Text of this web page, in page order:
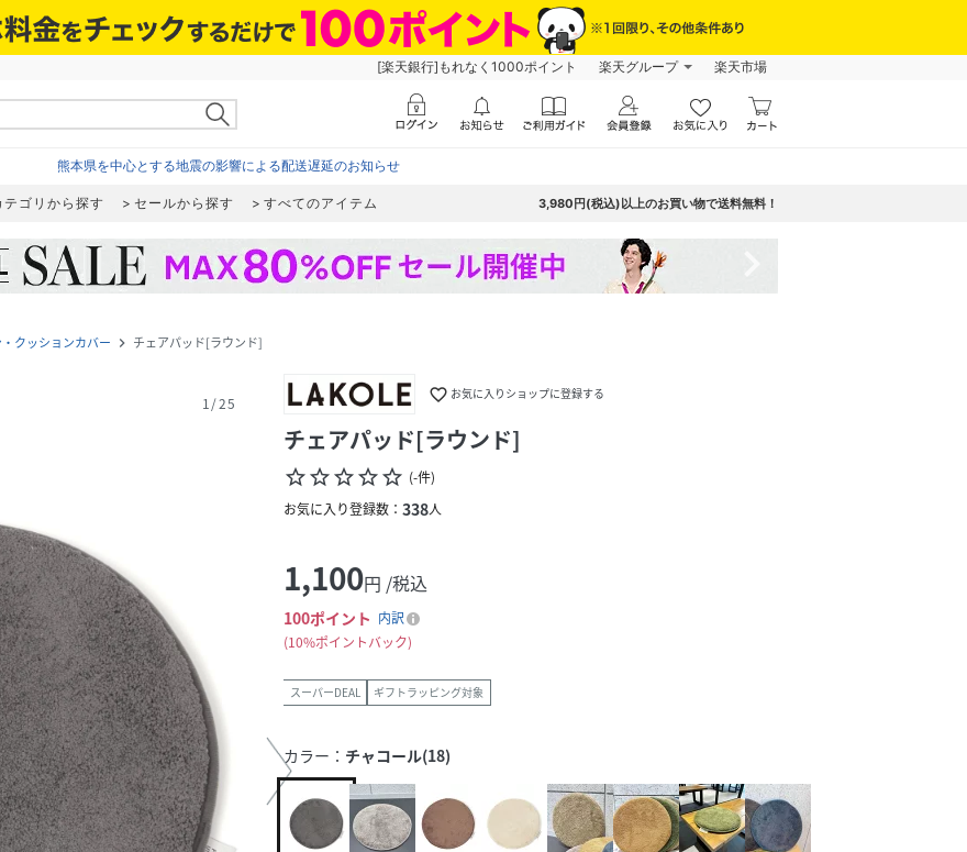
[楽天銀行]もれなく1000ポイント 楽天グループ 楽天市場
熊本県を中心とする地震の影響による配送遅延のお知らせ
テゴリから探す セールから探す すべてのアイテム 3,980円(税込)以上のお買い物で送料無料！
クッションカバー navigate_next チェアパッド[ラウンド]
1/25 favorite_border お気に入りショップに登録する
チェアパッド[ラウンド]
star_borderstar_borderstar_borderstar_borderstar_border (-件)
お気に入り登録数： 338人
1,100円 /税込
100ポイント 内訳
10%ポイントバック
スーパーDEAL ギフトラッピング対象
カラー： チャコール(18)